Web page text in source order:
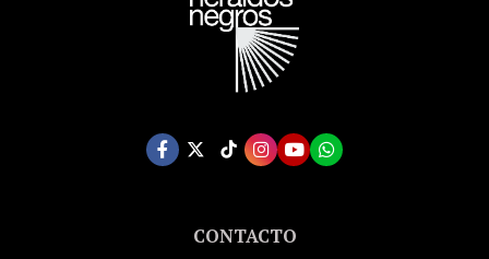
CONTACTO